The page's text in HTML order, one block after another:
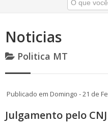
Noticias
Politica MT
Publicado em Domingo - 21 de
Julgamento pelo